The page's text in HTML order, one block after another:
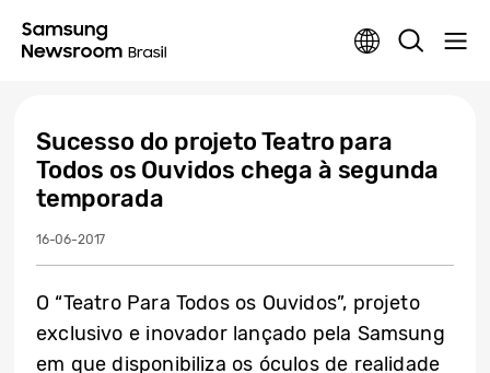
Sucesso do projeto Teatro para
Todos os Ouvidos chega à segunda
temporada
16-06-2017
O “Teatro Para Todos os Ouvidos”, projeto
exclusivo e inovador lançado pela Samsung
em que disponibiliza os óculos de realidade